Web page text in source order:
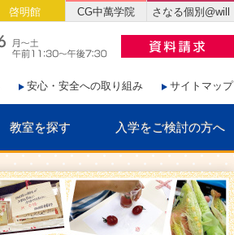
安心・安全への取り組み サイトマップ
教室を探す 入学をご検討の方へ
啓明館 CG中萬学院 さなる個別@will